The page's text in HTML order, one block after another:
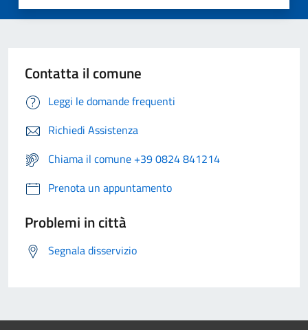
Contatta il comune
Leggi le domande frequenti
Richiedi Assistenza
Chiama il comune +39 0824 841214
Prenota un appuntamento
Problemi in città
Segnala disservizio